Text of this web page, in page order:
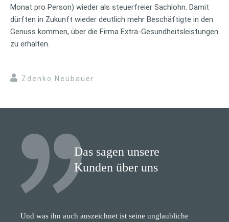
Monat pro Person) wieder als steuerfreier Sachlohn. Damit
dürften in Zukunft wieder deutlich mehr Beschäftigte in den
Genuss kommen, über die Firma Extra-Gesundheitsleistungen
zu erhalten.
Zdenko Neubauer
Das sagen unsere
Kunden über uns
Und was ihn auch auszeichnet ist seine unglaubliche